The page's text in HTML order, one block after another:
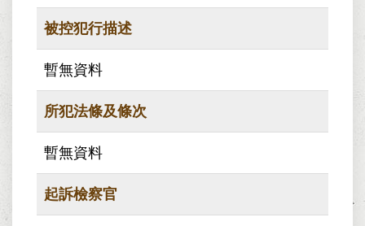
被控犯行描述
暫無資料
所犯法條及條次
暫無資料
起訴檢察官